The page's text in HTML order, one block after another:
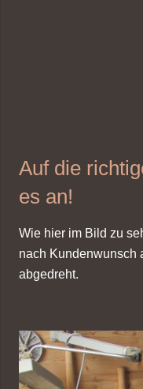
Auf die
es an!
Wie hier im Bild zu
nach Kundenwunsch
abgedreht.